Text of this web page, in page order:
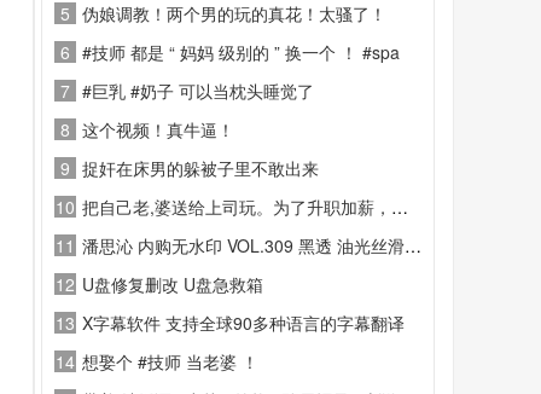
5 伪娘调教！两个男的玩的真花！太骚了！
6 #技师 都是 “ 妈妈 级别的 ” 换一个 ！ #spa
7 #巨乳 #奶子 可以当枕头睡觉了
8 这个视频！真牛逼！
9 捉奸在床男的躲被子里不敢出来
10 把自己老,婆送给上司玩。为了升职加薪，这视,频对话太炸,裂了!!
11 潘思沁 内购无水印 VOL.309 黑透 油光丝滑连体丝袜
12 U盘修复删改 U盘急救箱
13 X字幕软件 支持全球90多种语言的字幕翻译
14 想娶个 #技师 当老婆 ！